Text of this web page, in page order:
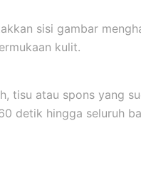
sisi gambar
kulit.
tisu atau spons yang
detik hingga seluruh